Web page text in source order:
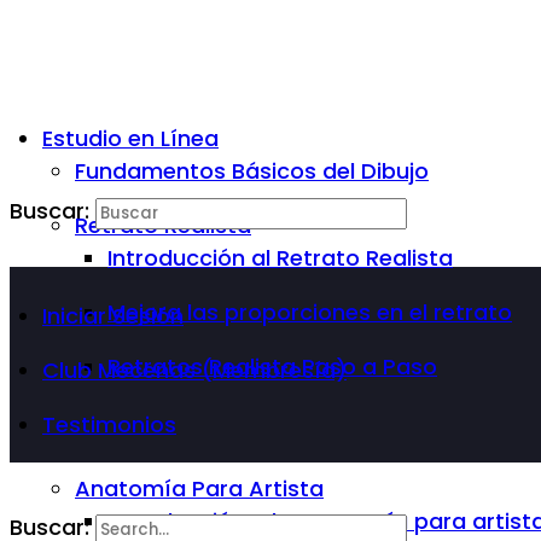
Estudio en Línea
Fundamentos Básicos del Dibujo
Retrato Realista
Introducción al Retrato Realista
Mejora las proporciones en el retrato
Retratos Realista Paso a Paso
Anatomía Para Artista
Introducción a la Anatomía para
Buscar:
Iniciar Sesión
Club Mecenas (Membresía)
Testimonios
Buscar: